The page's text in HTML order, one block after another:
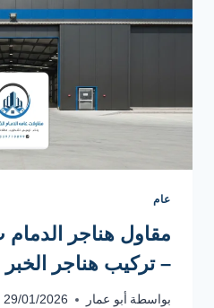
هناجر
شينكو
عام
– تركيب هناجر الخبر
بواسطة أبو عمار 29/01/2026